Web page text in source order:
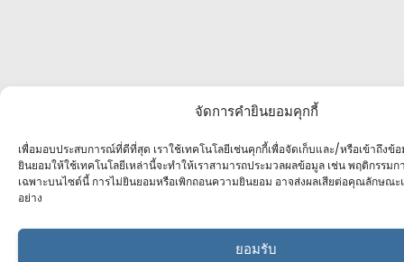
จัดการคำยินยอมคุกกี้
เพื่อมอบประสบการณ์ที่ดีที่สุด เราใช้เทคโนโลยีเช่นคุกกี้เพื่อจัดเก็บและ/หรือเข้าถึงข้
ยินยอมให้ใช้เทคโนโลยีเหล่านี้จะทำให้เราสามารถประมวลผลข้อมูล เช่น พฤติกรรมก
เฉพาะบนไซต์นี้ การไม่ยินยอมหรือเพิกถอนความยินยอม อาจส่งผลเสียต่อคุณลักษณะ
อย่าง
ยอมรับ